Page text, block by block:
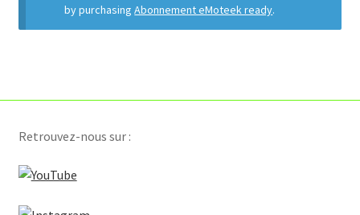
Pack
by purchasingAbonnement eMoteek ready.
Retrouvez-nous sur :